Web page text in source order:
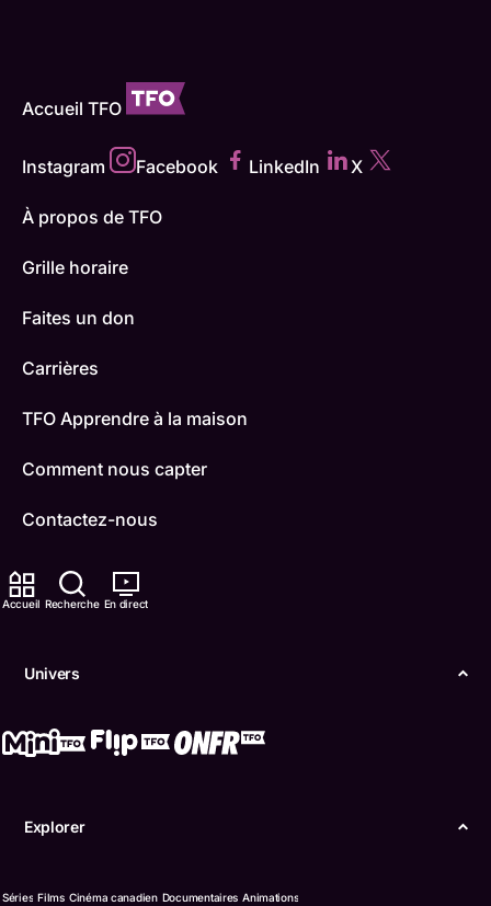
Accueil Recherche En direct
Univers
Explorer
Séries Films Cinéma canadien Documentaires Animations
Accueil TFO
Instagram Facebook LinkedIn X
À propos de TFO
Grille horaire
Faites un don
Carrières
TFO Apprendre à la maison
Comment nous capter
Contactez-nous
ONFR
Boukili
Confidentialité
langue française de l’Ontario (TFO) - 2026